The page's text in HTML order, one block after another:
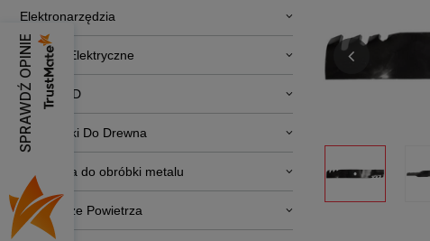
Elektronarzędzia
Pojazdy Elektryczne
RTV i AGD
Obrabiarki Do Drewna
Narzędzia do obróbki metalu
Osuszacze Powietrza
SPRAWDŹ OPINIE